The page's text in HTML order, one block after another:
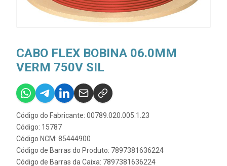
CABO FLEX BOBINA 06.0MM
VERM 750V SIL
Código do Fabricante: 00789.020.005.1.23
Código: 15787
Código NCM: 85444900
Código de Barras do Produto: 7897381636224
Código de Barras da Caixa: 7897381636224